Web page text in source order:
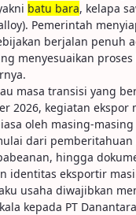
batu bara, kelapa
Pemerintah
berjalan penuh
menyesuaikan
masa transisi yang
2026, kegiatan ekspor
oleh masing-
dari
hingga
identitas eksportir
usaha diwajibkan
kepada PT